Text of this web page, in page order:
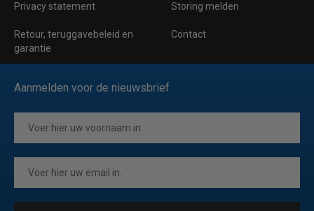
Privacy statement Storing melden
Retour, teruggavebeleid en
garantie
Contact
Aanmelden voor de nieuwsbrief